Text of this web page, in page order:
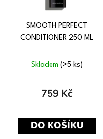
SMOOTH PERFECT
CONDITIONER 250 ML
Skladem (>5 ks)
759 Kč
DO KOŠÍKU